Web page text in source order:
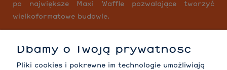
po największe Maxi Waffle pozwalające tworzyć
wielkoformatowe budowle.
MOJE KONTO
Dbamy o Twoją prywatność
Pliki cookies i pokrewne im technologie umożliwiają